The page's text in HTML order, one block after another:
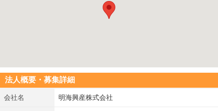
法人概要・募集詳細
会社名 明海興産株式会社